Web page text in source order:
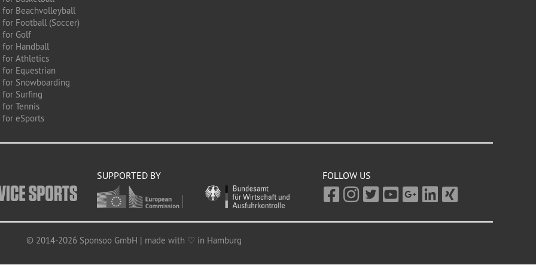
for Beachvolleyball
Football (Soccer)
for Golf
for Handball
for Athletics
Equestrian
for Snowboarding
for Surfing
Tennis
for eSports
SUPPORTED BY FOLLOW US
© 2014-2026 Sponsoo GmbH | made with ♡ in Hamburg